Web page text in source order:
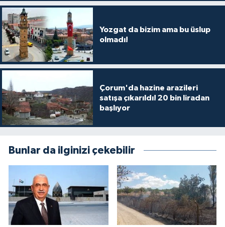
Yozgat da bizim ama bu üslup
olmadı!
Çorum'da hazine arazileri
satışa çıkarıldı! 20 bin liradan
başlıyor
Bunlar da ilginizi çekebilir